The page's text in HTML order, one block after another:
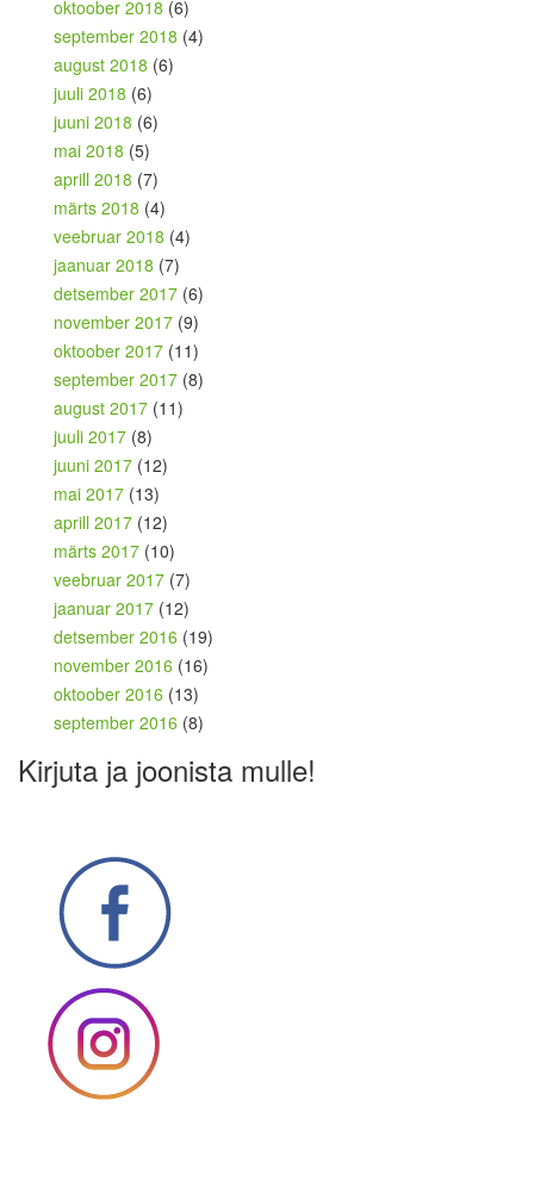
oktoober 2018 (6)
september 2018 (4)
august 2018 (6)
juuli 2018 (6)
juuni 2018 (6)
mai 2018 (5)
aprill 2018 (7)
märts 2018 (4)
veebruar 2018 (4)
jaanuar 2018 (7)
detsember 2017 (6)
november 2017 (9)
oktoober 2017 (11)
september 2017 (8)
august 2017 (11)
juuli 2017 (8)
juuni 2017 (12)
mai 2017 (13)
aprill 2017 (12)
märts 2017 (10)
veebruar 2017 (7)
jaanuar 2017 (12)
detsember 2016 (19)
november 2016 (16)
oktoober 2016 (13)
september 2016 (8)
Kirjuta ja joonista mulle!